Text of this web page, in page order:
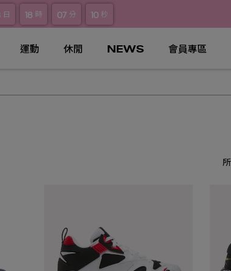
日 18 時 07 分 09 秒
運動 休閒 NEWS 會員專區